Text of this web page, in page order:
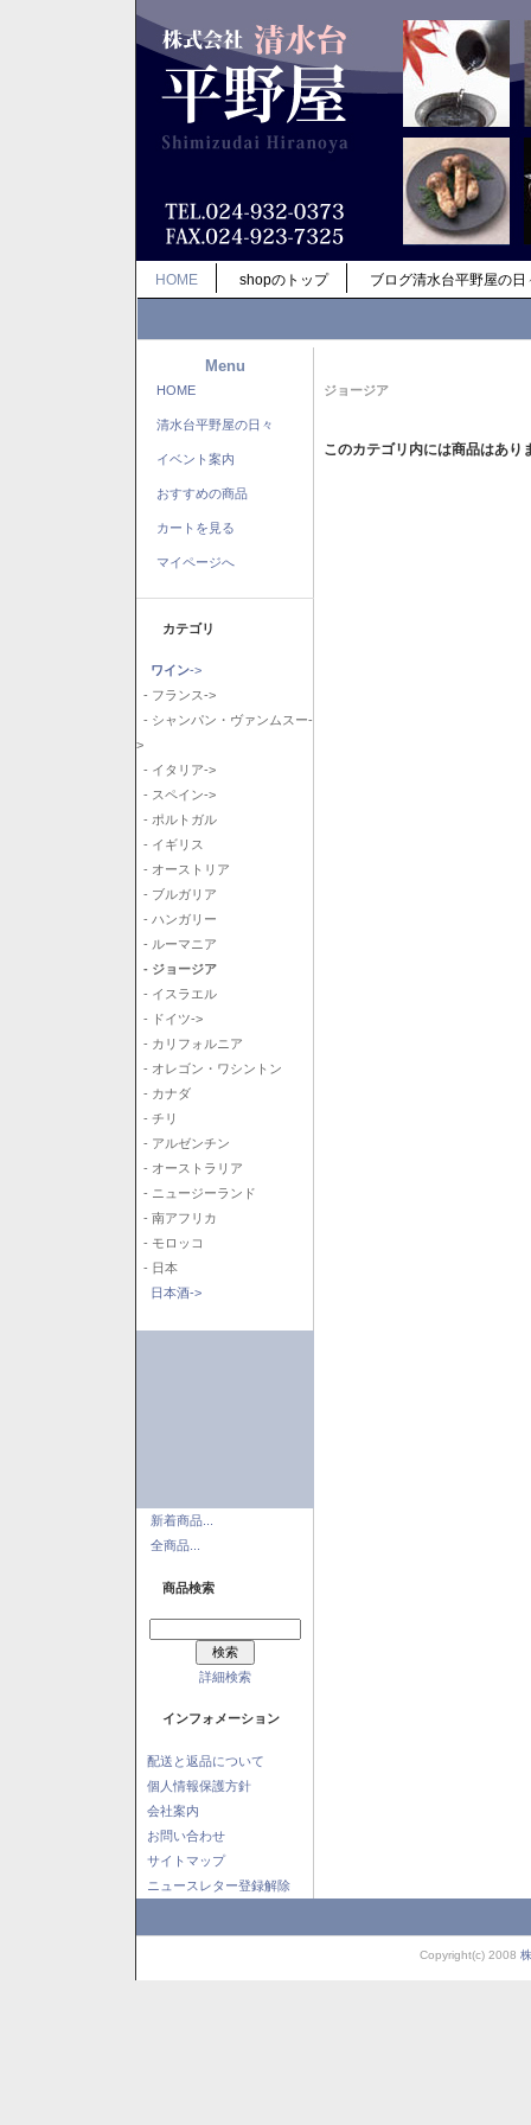
HOME shopのトップ ブログ清水台平野屋の日
Menu
HOME
清水台平野屋の日々
イベント案内
おすすめの商品
カートを見る
マイページへ
カテゴリ
ワイン->
- フランス->
- シャンパン・ヴァンムスー-
>
- イタリア->
- スペイン->
- ポルトガル
- イギリス
- オーストリア
- ブルガリア
- ハンガリー
- ルーマニア
- ジョージア
- イスラエル
- ドイツ->
- カリフォルニア
- オレゴン・ワシントン
- カナダ
- チリ
- アルゼンチン
- オーストラリア
- ニュージーランド
- 南アフリカ
- モロッコ
- 日本
日本酒->
新着商品...
全商品...
商品検索
詳細検索
インフォメーション
配送と返品について
個人情報保護方針
会社案内
お問い合わせ
サイトマップ
ニュースレター登録解除
ジョージア
このカテゴリ内には商品はあり
Copyright(c) 2008